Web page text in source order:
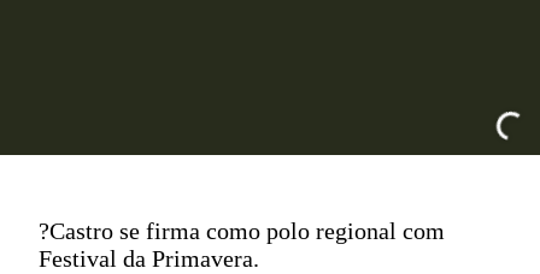
?Castro se firma como polo regional com
Festival da Primavera.